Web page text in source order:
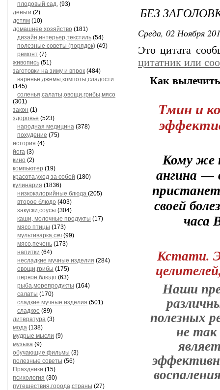
плодовый сад, (93)
деньги (2)
детям (10)
домашнее хозяйство (181)
дизайн,интерьер,текстиль (54)
полезные советы (порядок) (49)
ремонт (7)
живопись (51)
заготовки на зиму и впрок (484)
варенье,джемы,компоты,сладости
(145)
соленья,салаты,овощи,грибы,мясо
(301)
закон (1)
здоровье (523)
народная медицина (378)
похудение (75)
история (4)
йога (3)
кино (2)
компьютер (19)
красота,уход за собой (180)
кулинария (1836)
низкокалорийные блюда (205)
второе блюдо (403)
закуски,соусы (304)
каши, молочные продукты (17)
мясо птицы (173)
мультиварка,свч (99)
мясо,печень (173)
напитки (64)
несладкие мучные изделия (284)
овощи,грибы (175)
первое блюдо (63)
рыба,морепродукты (164)
салаты (170)
сладкие мучные изделия (501)
сладкое (89)
литература (3)
мода (138)
мудрые мысли (9)
музыка (9)
обучающие фильмы (3)
полезные советы (56)
Праздники (15)
психология (30)
путешествия,города,страны (27)
БЕЗ
Среда, 02 Ноября
Это цитата
цитатник или
Как
Тмин и
Кому же
ангина —
своей
часа
Кстати.
Наши
полезных
не